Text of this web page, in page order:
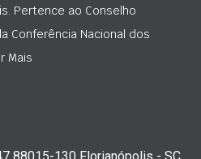
Pertence ao Conselho
Conferência Nacional dos
Mais
88015-130 Florianópolis - SC